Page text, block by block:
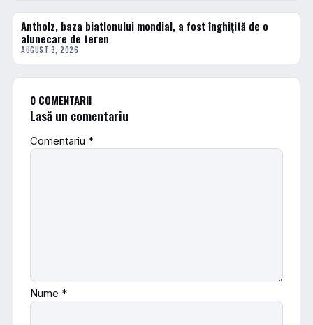
DIVERSE
Antholz, baza biatlonului mondial, a fost înghițită de o
alunecare de teren
AUGUST 3, 2026
0 COMENTARII
Lasă un comentariu
Comentariu *
Nume *